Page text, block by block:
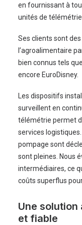
en fournissant à
unités de télémétrie.
Ses clients sont
l’agroalimentaire
bien connus tels
encore EuroDisney.
Les dispositifs
surveillent en
télémétrie permet
services
pompage sont
sont pleines. Nous
intermédiaires, ce
coûts superflus
Une solution
et fiable